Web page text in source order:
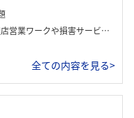
実際の支店に配属されて職場訪問した。 5日目はグループワークを行った。
全ての内容を見る>